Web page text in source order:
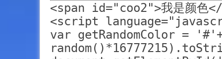
<span id="coo2">我是颜色
<script
var getRandomColor =